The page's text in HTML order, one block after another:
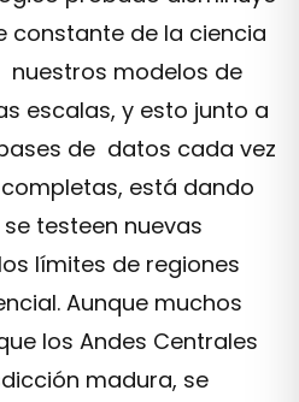
constante de la ciencia
modelos de
escalas, y esto junto a
de datos cada vez
está dando
testeen nuevas
límites de regiones
Aunque muchos
los Andes Centrales
madura, se